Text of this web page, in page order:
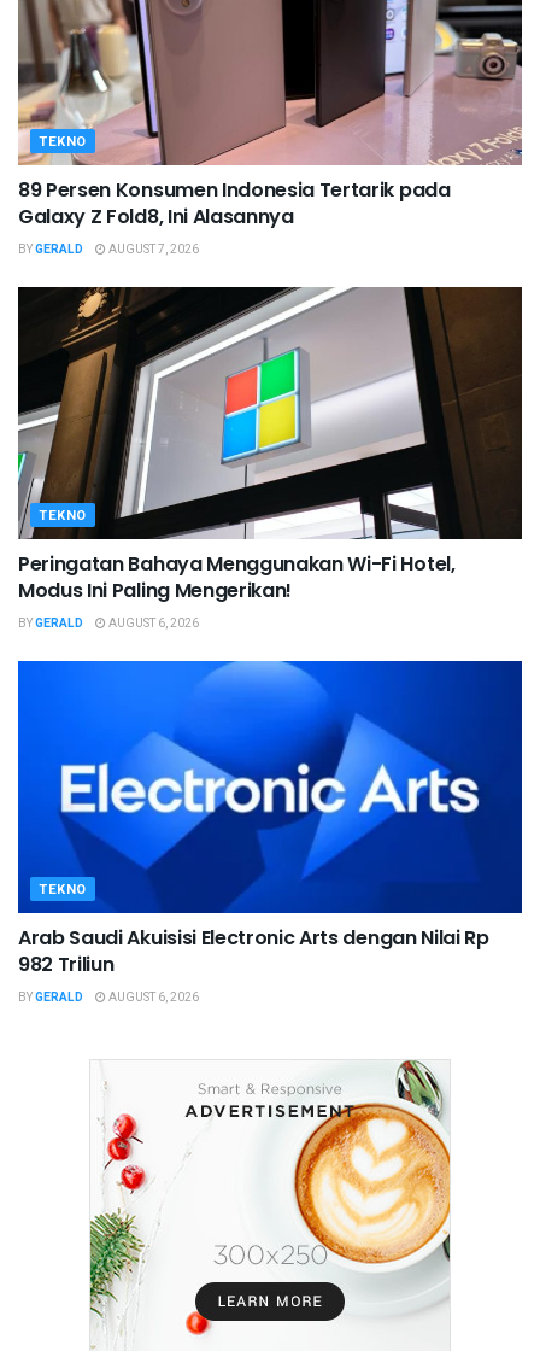
TEKNO
89 Persen Konsumen Indonesia Tertarik pada
Galaxy Z Fold8, Ini Alasannya
BYGERALD AUGUST 7, 2026
TEKNO
Peringatan Bahaya Menggunakan Wi-Fi Hotel,
Modus Ini Paling Mengerikan!
BYGERALD AUGUST 6, 2026
TEKNO
Arab Saudi Akuisisi Electronic Arts dengan Nilai Rp
982 Triliun
BYGERALD AUGUST 6, 2026